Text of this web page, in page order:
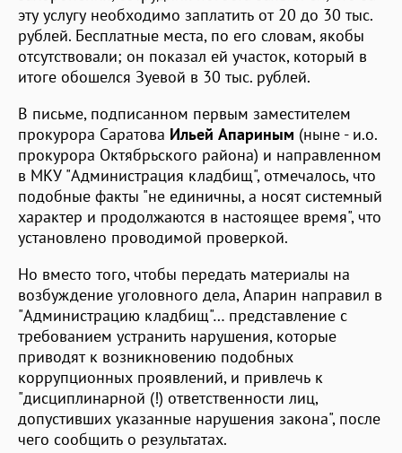
эту услугу необходимо заплатить от 20 до 30 тыс.
рублей. Бесплатные места, по его словам, якобы
отсутствовали; он показал ей участок, который в
итоге обошелся Зуевой в 30 тыс. рублей.
В письме, подписанном первым заместителем
прокурора Саратова Ильей Апариным (ныне - и.о.
прокурора Октябрьского района) и направленном
в МКУ "Администрация кладбищ", отмечалось, что
подобные факты "не единичны, а носят системный
характер и продолжаются в настоящее время", что
установлено проводимой проверкой.
Но вместо того, чтобы передать материалы на
возбуждение уголовного дела, Апарин направил в
"Администрацию кладбищ"… представление с
требованием устранить нарушения, которые
приводят к возникновению подобных
коррупционных проявлений, и привлечь к
"дисциплинарной (!) ответственности лиц,
допустивших указанные нарушения закона", после
чего сообщить о результатах.